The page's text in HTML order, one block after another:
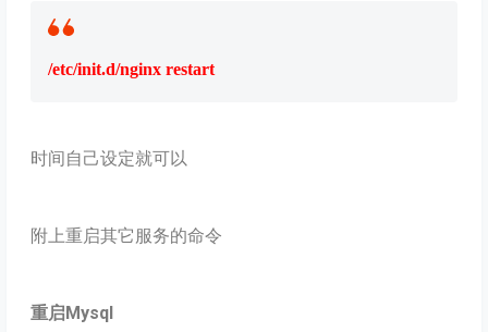
/etc/init.d/nginx restart
时间自己设定就可以
附上重启其它服务的命令
重启Mysql